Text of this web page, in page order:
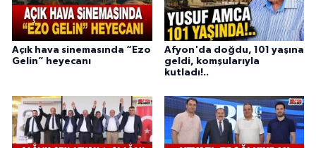
Açık hava sinemasında “Ezo
Gelin” heyecanı
Afyon'da doğdu, 101 yaşına
geldi, komşularıyla
kutladı!..